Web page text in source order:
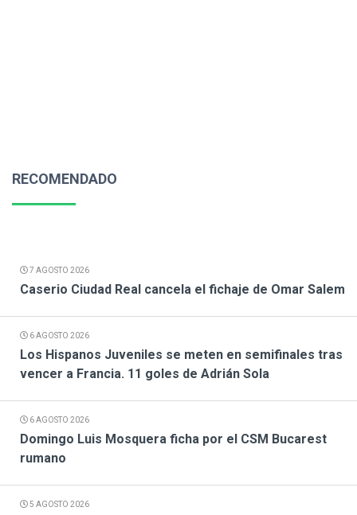
RECOMENDADO
7 AGOSTO 2026
Caserio Ciudad Real cancela el fichaje de Omar Salem
6 AGOSTO 2026
Los Hispanos Juveniles se meten en semifinales tras
vencer a Francia. 11 goles de Adrián Sola
6 AGOSTO 2026
Domingo Luis Mosquera ficha por el CSM Bucarest
rumano
5 AGOSTO 2026